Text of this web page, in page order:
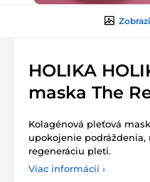
HOLIKA
maska The
Kolagénová pleťová
upokojenie podráždenia,
regeneráciu pleti.
Viac informácií ›